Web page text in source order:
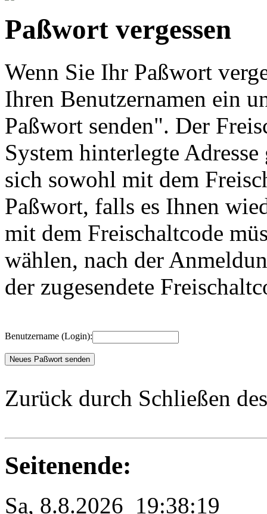
Paßwort vergessen
Wenn Sie Ihr Paßwort
Ihren Benutzernamen ein
Paßwort senden". Der
System hinterlegte
sich sowohl mit dem
Paßwort, falls es Ihnen
mit dem Freischaltcode
wählen, nach der
der zugesendete
Benutzername (Login):
Zurück durch Schließen
Seitenende:
Sa, 8.8.2026 19:38:19